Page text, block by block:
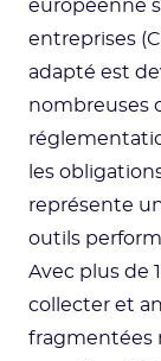
européenne
entreprises
adapté est
nombreuses
les
représente
outils
Avec plus de
collecter et
fragmentées